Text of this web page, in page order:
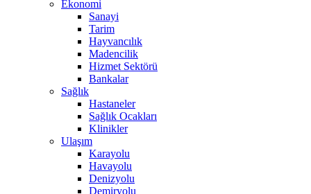
Ekonomi
Sanayi
Tarim
Hayvancılık
Madencilik
Hizmet Sektörü
Bankalar
Sağlık
Hastaneler
Sağlık Ocakları
Klinikler
Ulaşım
Karayolu
Havayolu
Denizyolu
Demiryolu